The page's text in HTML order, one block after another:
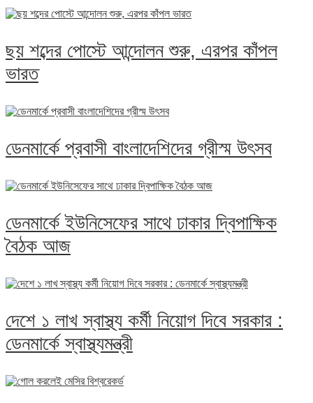
ছয় শব্দের পোস্টে আন্দোলন শুরু, এরপর কাঁপল
ভারত
ডেনমার্কে প্রবাসী বাংলাদেশিদের গ্রীস্ম উৎসব
ডেনমার্কে ইউনিসেফের সাথে ঢাকার দ্বিপাক্ষিক
বৈঠক আজ
দেশে ১ লাখ স্বাস্থ্য কর্মী নিয়োগ দিবে সরকার :
ডেনমার্কে স্বাস্থ্যমন্ত্রী